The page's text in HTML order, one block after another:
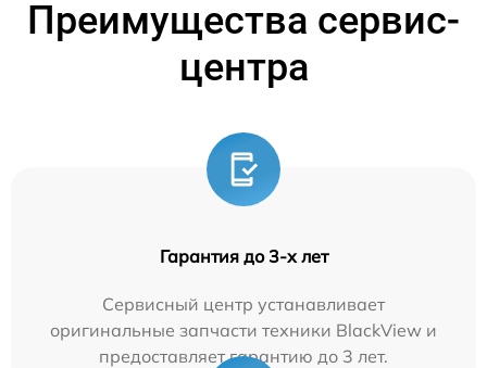
Преимущества сервис-
центра
Гарантия до 3-х лет
Сервисный центр устанавливает
оригинальные запчасти техники BlackView и
предоставляет гарантию до 3 лет.